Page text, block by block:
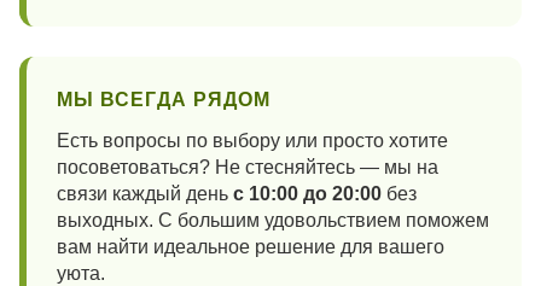
МЫ ВСЕГДА РЯДОМ
Есть вопросы по выбору или просто хотите
посоветоваться? Не стесняйтесь — мы на
связи каждый день с 10:00 до 20:00 без
выходных. С большим удовольствием поможем
вам найти идеальное решение для вашего
уюта.